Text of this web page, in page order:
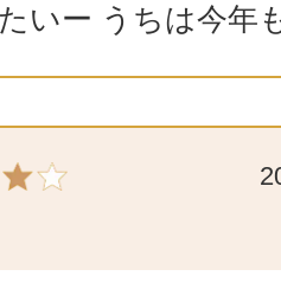
いー うちは今年